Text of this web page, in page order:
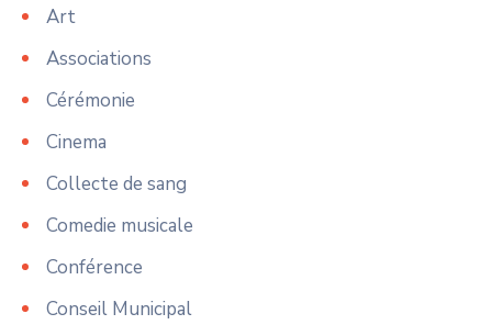
Art
Associations
Cérémonie
Cinema
Collecte de sang
Comedie musicale
Conférence
Conseil Municipal